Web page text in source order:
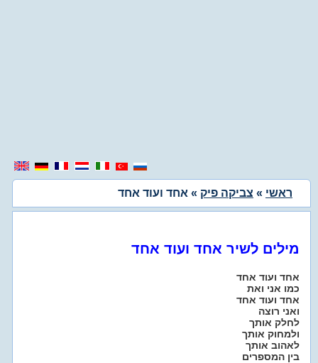
ראשי » צביקה פיק » אחד ועוד אחד
מילים לשיר אחד ועוד אחד
אחד ועוד אחד
כמו אני ואת
אחד ועוד אחד
ואני רוצה
לחלק אותך
ולמחוק אותך
לאהוב אותך
בין המספרים